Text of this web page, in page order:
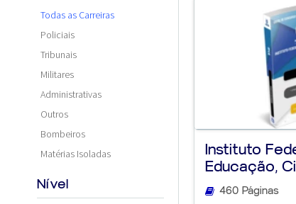
Todas as Carreiras
Policiais
Tribunais
Militares
Administrativas
Outros
Bombeiros
Matérias Isoladas
Nível
Instituto
Educação,
Tecnologia ...
460 Páginas